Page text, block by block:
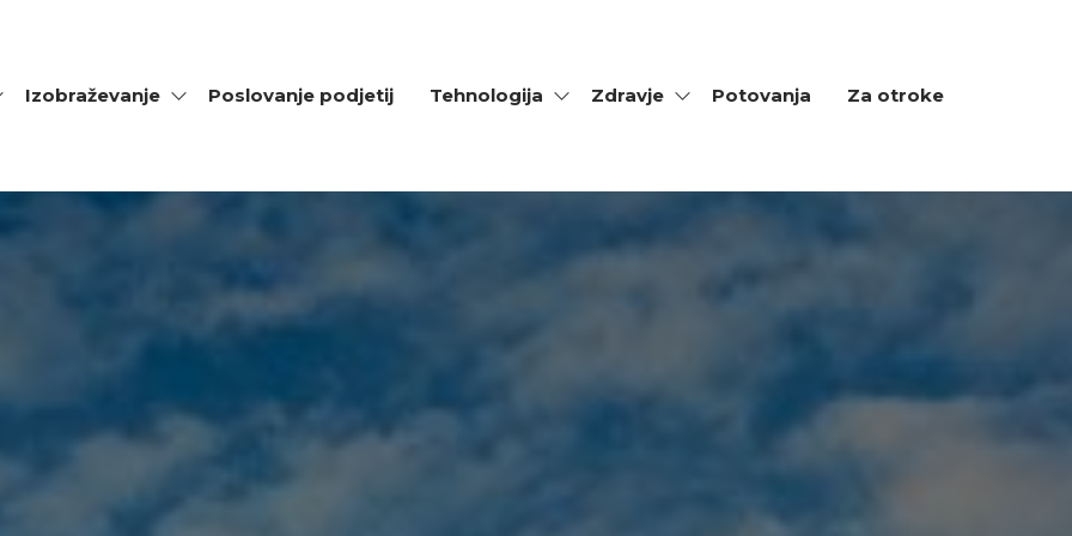
Izobraževanje Poslovanje podjetij Tehnologija Zdravje Potovanja Za otroke